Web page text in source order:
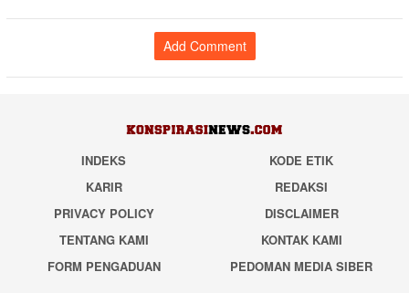
Add Comment
INDEKS
KODE ETIK
KARIR
REDAKSI
PRIVACY POLICY
DISCLAIMER
TENTANG KAMI
KONTAK KAMI
FORM PENGADUAN
PEDOMAN MEDIA SIBER